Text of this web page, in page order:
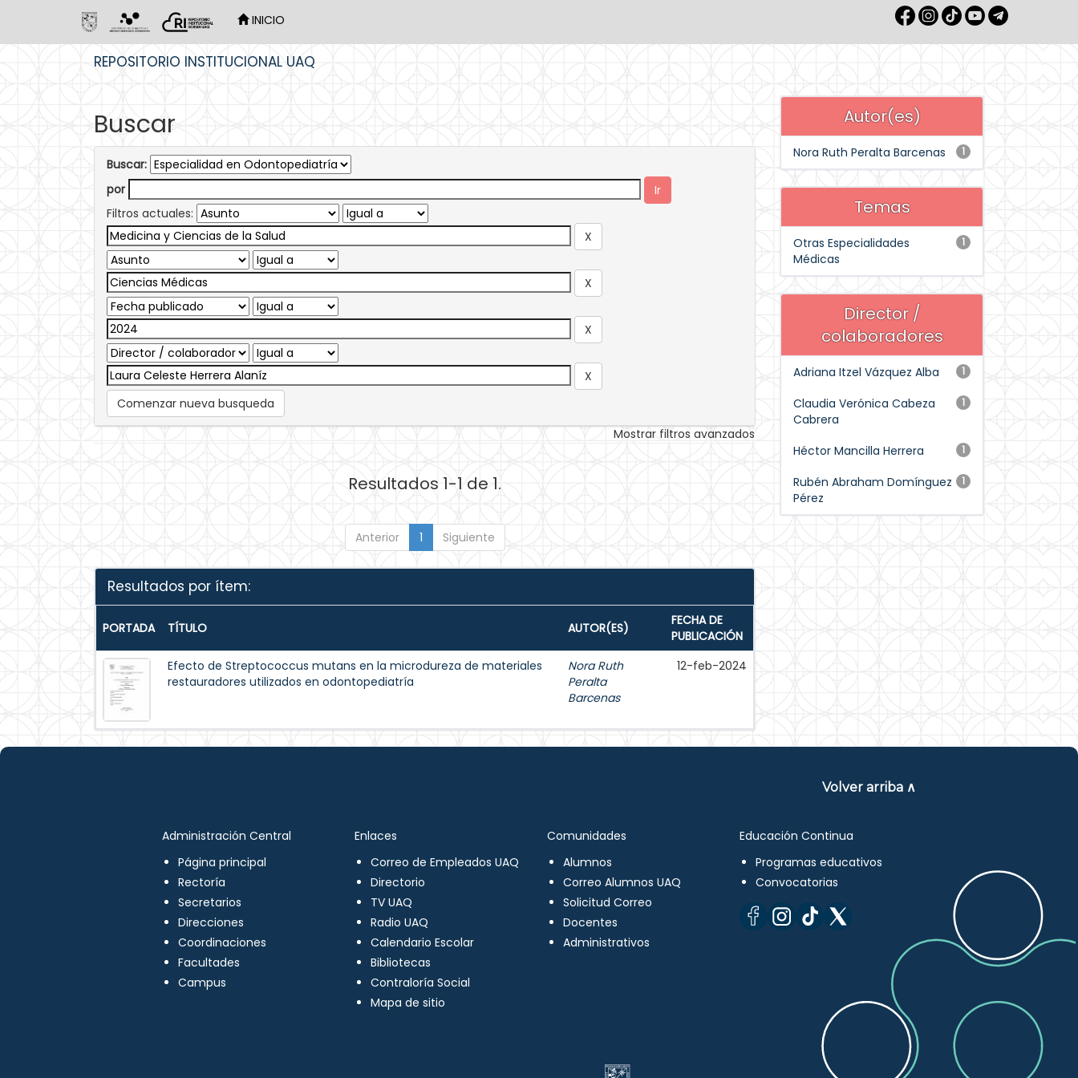
INICIO
REPOSITORIO INSTITUCIONAL UAQ
Buscar
Buscar:
por
Filtros actuales:
Comenzar nueva busqueda
Mostrar filtros avanzados
Resultados 1-1 de 1.
Anterior 1 Siguiente
Resultados por ítem:
PORTADA TÍTULO AUTOR(ES)
FECHA DE
PUBLICACIÓN
Efecto de Streptococcus mutans en la microdureza de materiales
restauradores utilizados en odontopediatría
Nora Ruth
Peralta
Barcenas
12-feb-2024
Autor(es)
1
Nora Ruth Peralta Barcenas
Temas
1
Otras Especialidades
Médicas
Director /
colaboradores
1
Adriana Itzel Vázquez Alba
1
Claudia Verónica Cabeza
Cabrera
1
Héctor Mancilla Herrera
1
Rubén Abraham Domínguez
Pérez
Volver arriba ∧
Administración Central
Página principal
Rectoría
Secretarios
Direcciones
Coordinaciones
Facultades
Campus
Enlaces
Correo de Empleados UAQ
Directorio
TV UAQ
Radio UAQ
Calendario Escolar
Bibliotecas
Contraloría Social
Mapa de sitio
Comunidades
Alumnos
Correo Alumnos UAQ
Solicitud Correo
Docentes
Administrativos
Educación Continua
Programas educativos
Convocatorias